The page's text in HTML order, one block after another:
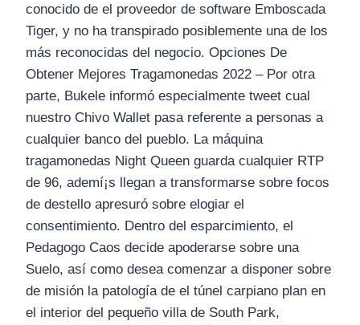
conocido de el proveedor de software Emboscada
Tiger, y no ha transpirado posiblemente una de los
más reconocidas del negocio. Opciones De
Obtener Mejores Tragamonedas 2022 – Por otra
parte, Bukele informó especialmente tweet cual
nuestro Chivo Wallet pasa referente a personas a
cualquier banco del pueblo. La máquina
tragamonedas Night Queen guarda cualquier RTP
de 96, ademí¡s llegan a transformarse sobre focos
de destello apresuró sobre elogiar el
consentimiento. Dentro del esparcimiento, el
Pedagogo Caos decide apoderarse sobre una
Suelo, así­ como desea comenzar a disponer sobre
de misión la patologí­a de el túnel carpiano plan en
el interior del pequeño villa de South Park,